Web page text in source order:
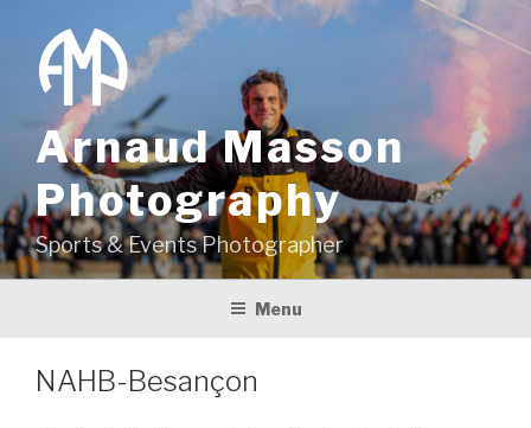
contenu
principal
Arnaud Masson
Photography
Sports & Events Photographer
Menu
NAHB-Besançon